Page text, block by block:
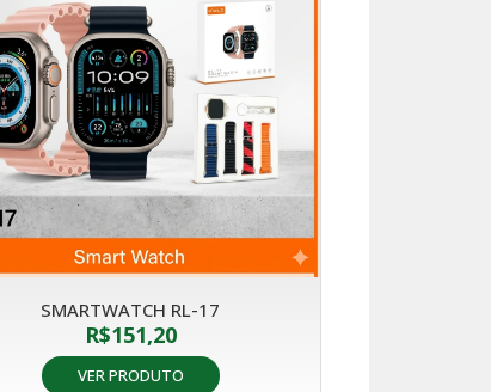
SMARTWATCH RL-17
R$151,20
VER PRODUTO